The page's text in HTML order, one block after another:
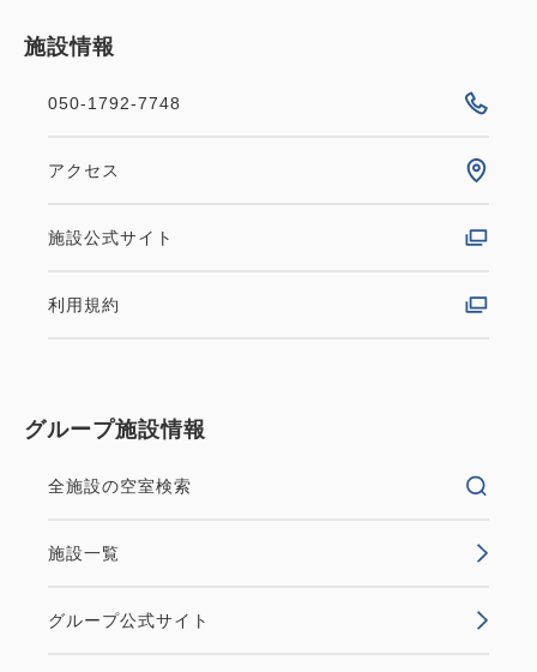
施設情報
050-1792-7748
アクセス
施設公式サイト
利用規約
グループ施設情報
全施設の空室検索
施設一覧
グループ公式サイト